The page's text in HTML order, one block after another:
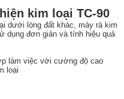
kim loại TC-90
dưới lòng đất khác, máy rà kim
dụng đơn giản và tính hiệu quả
làm việc với cường độ cao
loại